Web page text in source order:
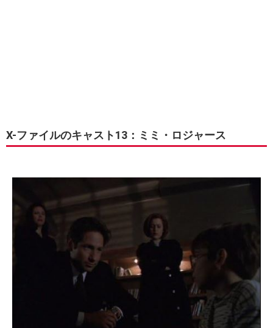
X-ファイルのキャスト13：ミミ・ロジャース